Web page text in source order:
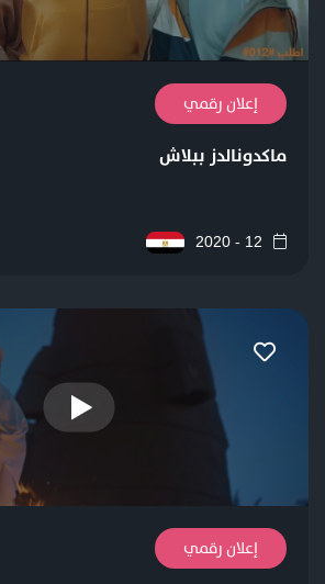
إعلان رقمي
ماكدونالدز ببلاش
12 - 2020
إعلان رقمي